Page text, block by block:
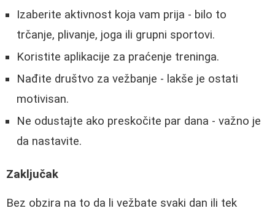
Izaberite aktivnost koja vam prija - bilo to
trčanje, plivanje, joga ili grupni sportovi.
Koristite aplikacije za praćenje treninga.
Nađite društvo za vežbanje - lakše je ostati
motivisan.
Ne odustajte ako preskočite par dana - važno je
da nastavite.
Zaključak
Bez obzira na to da li vežbate svaki dan ili tek